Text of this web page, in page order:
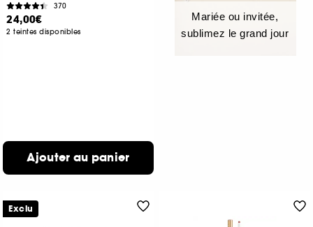
370
24,00€
2 teintes disponibles
Ajouter au panier
Mariée ou invitée,
sublimez le grand jour
Exclu